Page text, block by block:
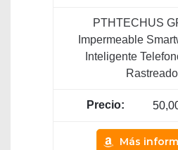
PTHTECHUS
Impermeable
Inteligente
Más